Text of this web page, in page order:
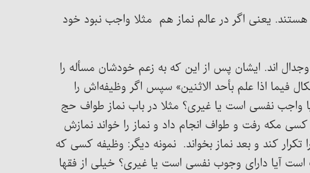
یعنی اگر در عالم نماز هم مثلا واجب نبود خود
اند. ایشان پس از این که به زعم خودشان مسأله را
فیما اذا علم بأحد الاثنین» سپس اگر وظیفه‌اش را
واجب نفسی است یا غیری؟ مثلا در باب نماز طواف حج
مکه رفت و طواف انجام داد و نماز را خواند نمازش
کند و بعد نماز بخواند. نمونه دیگر: وظیفه کسی که
آیا دارای وجوب نفسی است یا غیری؟ خیلی‌ از فقها